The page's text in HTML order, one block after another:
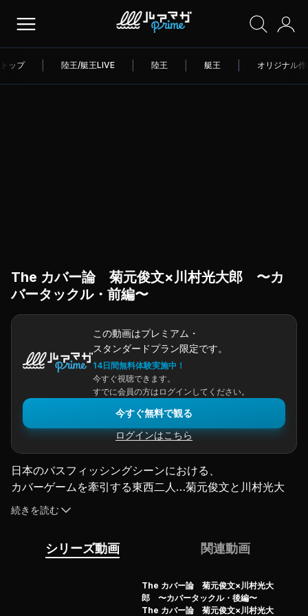
トップ 陸王/艇王LIVE 陸王 艇王 オリジナル
The カバー論 菊元俊文×川村光大郎 〜カ
バータックル・前編〜
この動画はプレミアム・
スタンダードプラン限定です。
14日間無料体験実施中！
今すぐ視聴できます。
すでに会員の方はログインしてください。
今すぐ無料で観る
ログインはこちら
日本のバスフィッシングシーンにおける、
カバーゲームを牽引する東西二人…菊元俊文と川村光大
郎。
彼らの世代を超えた貴重な「対談」企画が遂に実現！
カバー攻略で使用するルアーやタックルの詳細解説はもと
続きを読む
シリーズ動画 関連動画
The カバー論 菊元俊文×川村光大
郎 〜カバータックル・後編〜
The カバー論 菊元俊文×川村光大